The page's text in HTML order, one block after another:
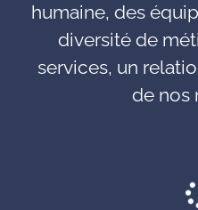
humaine, des
diversité de
services, un
de nos